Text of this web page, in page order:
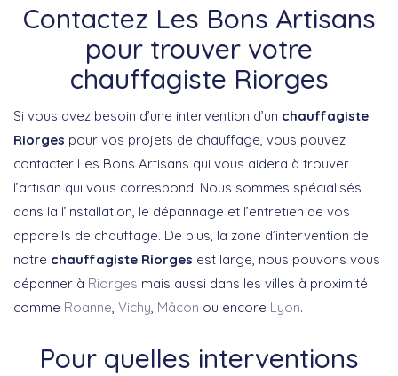
Contactez Les Bons Artisans
pour trouver votre
chauffagiste Riorges
Si vous avez besoin d’une intervention d’un chauffagiste
Riorges pour vos projets de chauffage, vous pouvez
contacter Les Bons Artisans qui vous aidera à trouver
l’artisan qui vous correspond. Nous sommes spécialisés
dans la l’installation, le dépannage et l’entretien de vos
appareils de chauffage. De plus, la zone d’intervention de
notre chauffagiste Riorges est large, nous pouvons vous
dépanner à Riorges mais aussi dans les villes à proximité
comme Roanne Vichy Mâcon ou encore Lyon.
Pour quelles interventions